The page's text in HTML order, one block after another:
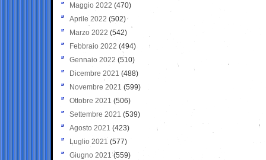
Maggio 2022 (470)
Aprile 2022 (502)
Marzo 2022 (542)
Febbraio 2022 (494)
Gennaio 2022 (510)
Dicembre 2021 (488)
Novembre 2021 (599)
Ottobre 2021 (506)
Settembre 2021 (539)
Agosto 2021 (423)
Luglio 2021 (577)
Giugno 2021(559)